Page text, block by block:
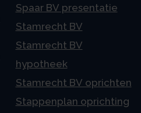
Spaar BV presentatie
Stamrecht BV
Stamrecht BV
hypotheek
Stamrecht BV oprichten
Stappenplan oprichting